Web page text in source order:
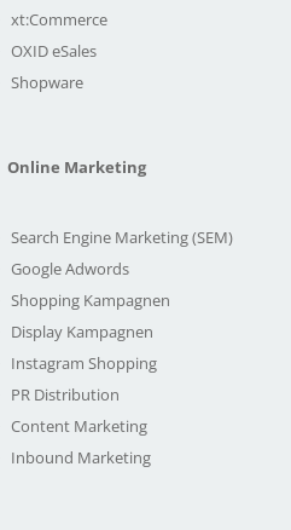
xt:Commerce
OXID eSales
Shopware
Online Marketing
Search Engine Marketing (SEM)
Google Adwords
Shopping Kampagnen
Display Kampagnen
Instagram Shopping
PR Distribution
Content Marketing
Inbound Marketing